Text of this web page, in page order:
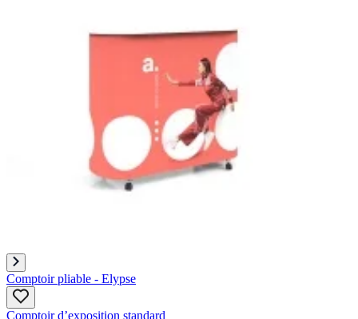
Comptoir pliable - Elypse
Comptoir d’exposition standard